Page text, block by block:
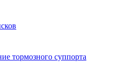
тормозного суппорта